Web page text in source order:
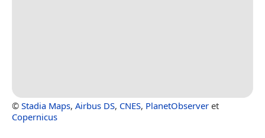
© Stadia Maps, Airbus DS, CNES, PlanetObserver et
Copernicus